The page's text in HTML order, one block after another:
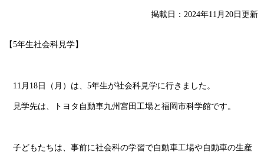
掲載日：2024年11月20日更新
【5年生社会科見学】
11月18日（月）は、5年生が社会科見学に行きました。
見学先は、トヨタ自動車九州宮田工場と福岡市科学館です。
子どもたちは、事前に社会科の学習で自動車工場や自動車の生産